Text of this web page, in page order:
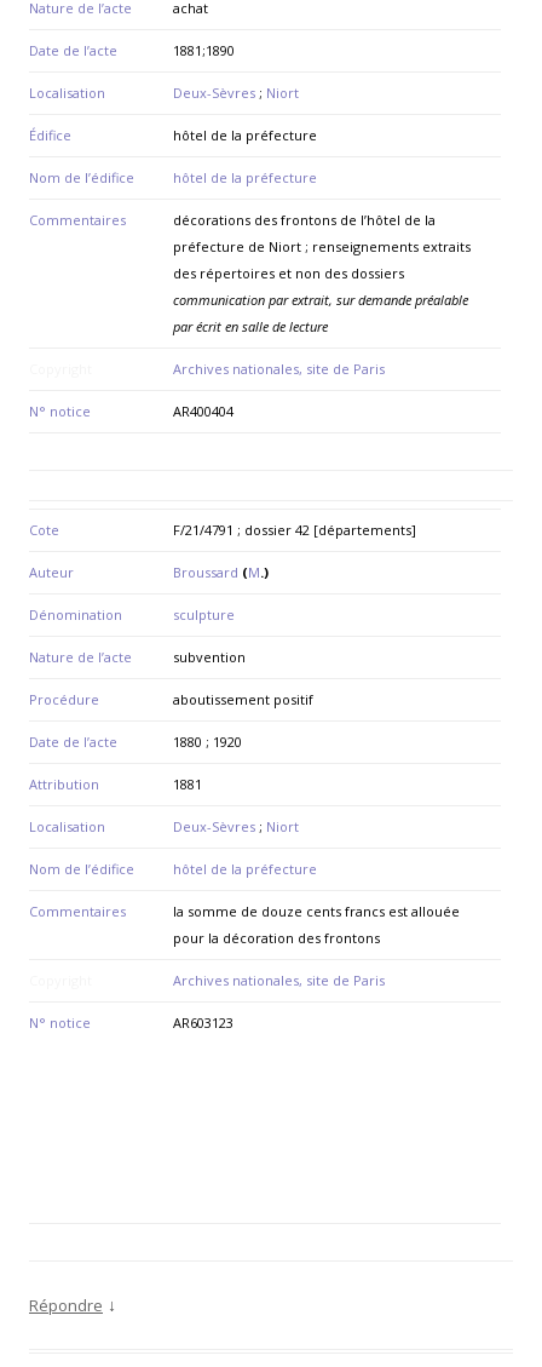
Nature de l’acte achat
Date de l’acte 1881;1890
Localisation Deux-Sèvres ; Niort
Édifice hôtel de la préfecture
Nom de l’édifice hôtel de la préfecture
Commentaires
décorations des frontons de l’hôtel de la
préfecture de Niort ; renseignements extraits
des répertoires et non des dossiers
communication par extrait, sur demande préalable
par écrit en salle de lecture
Archives nationales, site de Paris
N° notice AR400404
Cote F/21/4791 ; dossier 42 [départements]
Auteur Broussard (M.)
Dénomination sculpture
Nature de l’acte subvention
Procédure aboutissement positif
Date de l’acte 1880 ; 1920
Attribution 1881
Localisation Deux-Sèvres ; Niort
Nom de l’édifice hôtel de la préfecture
Commentaires
la somme de douze cents francs est allouée
pour la décoration des frontons
Archives nationales, site de Paris
N° notice AR603123
Répondre ↓